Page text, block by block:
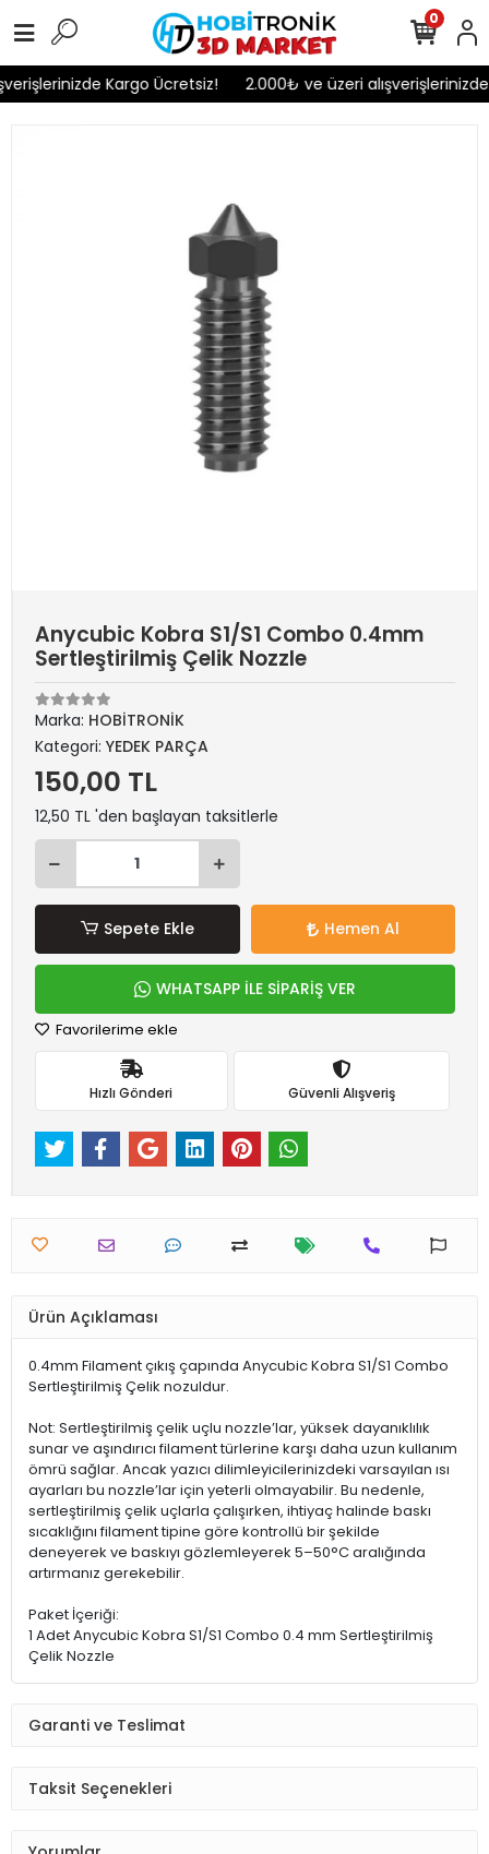
Kargo Ücretsiz! 2.000₺ ve üzeri
0
Anycubic Kobra S1/S1 Combo 0.4mm
Sertleştirilmiş Çelik Nozzle
Marka: HOBİTRONİK
Kategori: YEDEK PARÇA
150,00 TL
12,50 TL 'den başlayan taksitlerle
Sepete Ekle Hemen Al
WHATSAPP İLE SİPARİŞ VER
Favorilerime ekle
Hızlı Gönderi Güvenli Alışveriş
Ürün Açıklaması
0.4mm Filament çıkış çapında Anycubic Kobra S1/S1 Combo
Sertleştirilmiş Çelik nozuldur.
Not: Sertleştirilmiş çelik uçlu nozzle’lar, yüksek dayanıklılık
sunar ve aşındırıcı filament türlerine karşı daha uzun kullanım
ömrü sağlar. Ancak yazıcı dilimleyicilerinizdeki varsayılan ısı
ayarları bu nozzle’lar için yeterli olmayabilir. Bu nedenle,
sertleştirilmiş çelik uçlarla çalışırken, ihtiyaç halinde baskı
sıcaklığını filament tipine göre kontrollü bir şekilde
deneyerek ve baskıyı gözlemleyerek 5–50°C aralığında
artırmanız gerekebilir.
Paket İçeriği:
1 Adet Anycubic Kobra S1/S1 Combo 0.4 mm Sertleştirilmiş
Çelik Nozzle
Garanti ve Teslimat
Taksit Seçenekleri